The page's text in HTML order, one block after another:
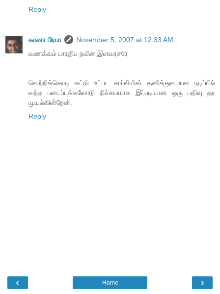
Reply
கானா பிரபா
November 5, 2007 at 12:33 AM
வணக்கம் பாரதீய நவீன இளவரசரே
வெற்றிக்கொடி கட்டு உட்பட சார்லியின் தனித்துவமான நடிப்பில்
வந்த படைப்புக்களோடு நிச்சயமாக இப்படியான ஒரு பதிவு தர
முயல்கின்றேன்.
Reply
‹ ›
Home